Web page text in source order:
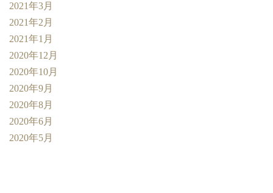
2021年3月
2021年2月
2021年1月
2020年12月
2020年10月
2020年9月
2020年8月
2020年6月
2020年5月